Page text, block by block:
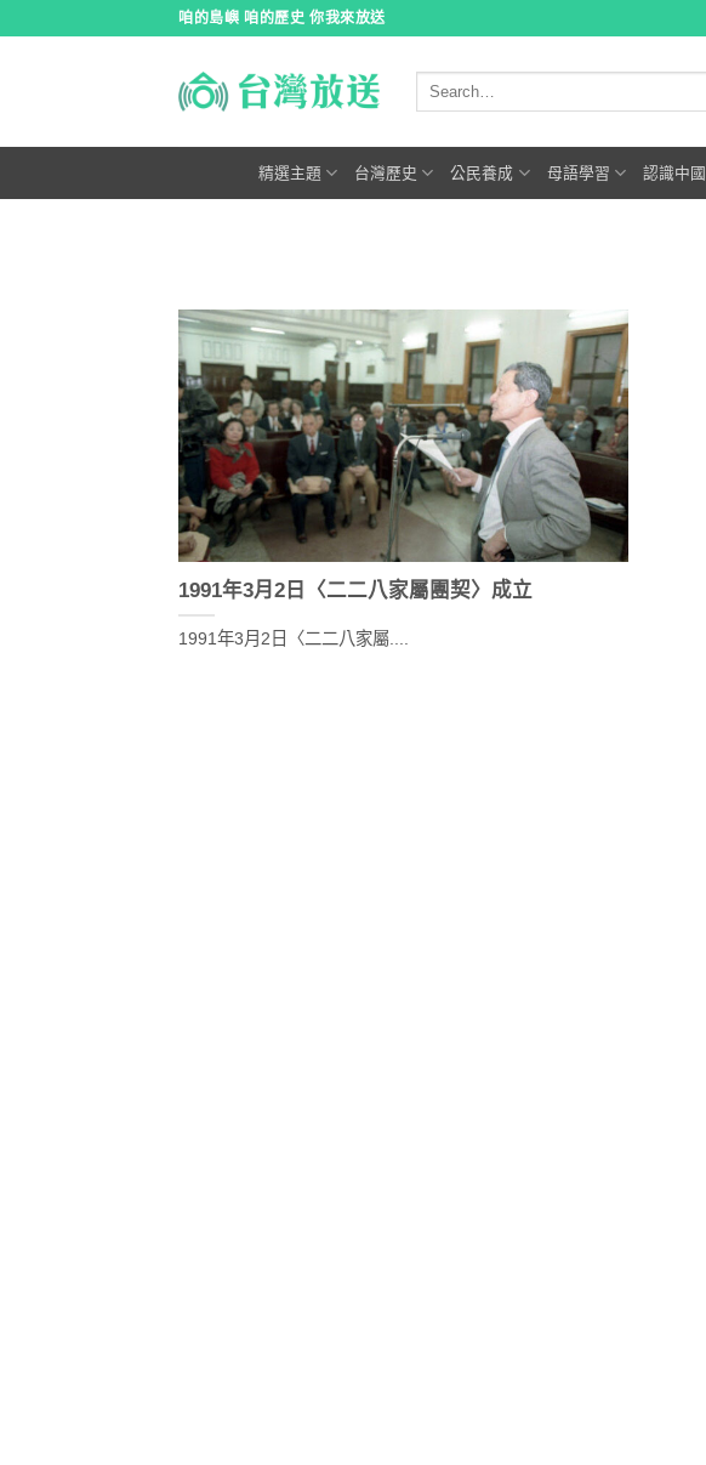
咱的島嶼 咱的歷史 你我來放送
精選主題 台灣歷史 公民養成 母語學習 認識中國
1991年3月2日〈二二八家屬團契〉成立
1991年3月2日〈二二八家屬....